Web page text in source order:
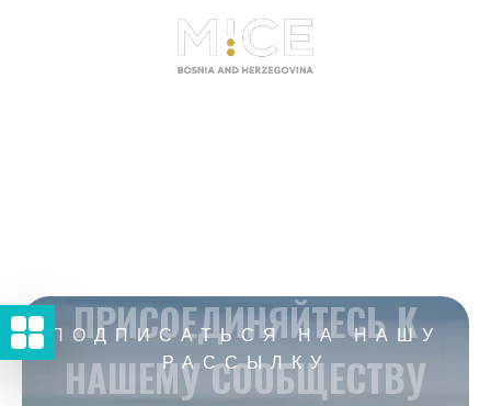
ПОДПИСАТЬСЯ НА НАШУ
РАССЫЛКУ
ПРИСОЕДИНЯЙТЕСЬ К
НАШЕМУ СООБЩЕСТВУ